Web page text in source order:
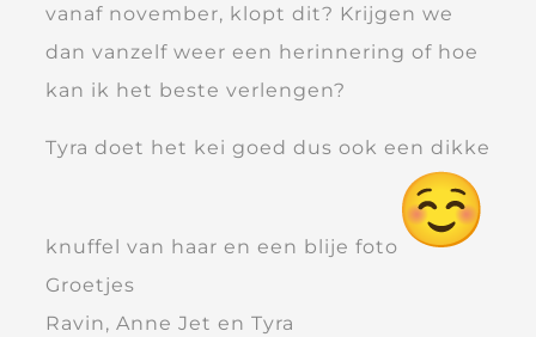
vanaf november, klopt dit? Krijgen we
dan vanzelf weer een herinnering of hoe
kan ik het beste verlengen?
Tyra doet het kei goed dus ook een dikke
knuffel van haar en een blije foto
Groetjes
Ravin, Anne Jet en Tyra